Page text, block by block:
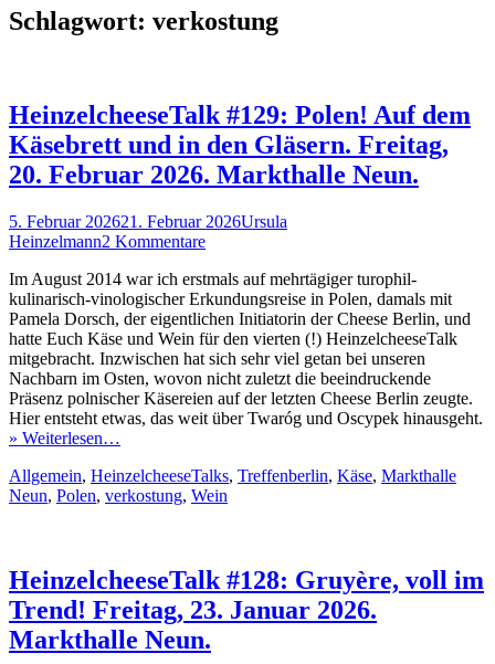
Schlagwort: verkostung
HeinzelcheeseTalk #129: Polen! Auf dem
Käsebrett und in den Gläsern. Freitag,
20. Februar 2026. Markthalle Neun.
Veröffentlicht
am
5. Februar 202621. Februar 2026Autor
Ursula
Heinzelmann2 Kommentare
Im August 2014 war ich erstmals auf mehrtägiger turophil-
kulinarisch-vinologischer Erkundungsreise in Polen, damals mit
Pamela Dorsch, der eigentlichen Initiatorin der Cheese Berlin, und
hatte Euch Käse und Wein für den vierten (!) HeinzelcheeseTalk
mitgebracht. Inzwischen hat sich sehr viel getan bei unseren
Nachbarn im Osten, wovon nicht zuletzt die beeindruckende
Präsenz polnischer Käsereien auf der letzten Cheese Berlin zeugte.
Hier entsteht etwas, das weit über Twaróg und Oscypek hinausgeht.
» Weiterlesen…
Kategorien
Allgemein, HeinzelcheeseTalks, TreffenSchlagworte
berlin, Käse, Markthalle
Neun, Polen, verkostung, Wein
HeinzelcheeseTalk #128: Gruyère, voll im
Trend! Freitag, 23. Januar 2026.
Markthalle Neun.